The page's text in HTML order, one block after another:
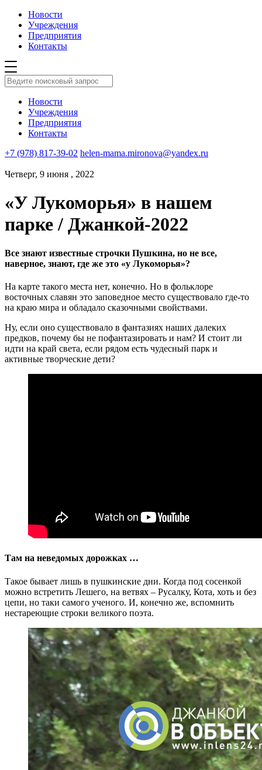
Новости
Учреждения
Предприятия
Контакты
Новости
Учреждения
Предприятия
Контакты
+7 (978) 817-39-02 helen-mama.mironova@yandex.ru
Четверг, 9 июня , 2022
«У Лукоморья» в нашем
парке / Джанкой-2022
Все знают известные строчки Пушкина, но не все,
наверное, знают, где же это «у Лукоморья»?
На карте такого места нет, конечно. Но в фольклоре
восточных славян это заповедное место существовало где-то
на краю мира и обладало сказочными свойствами.
Ну, если оно существовало в фантазиях наших далеких
предков, почему бы не пофантазировать и нам? И стоит ли
идти на край света, если рядом есть чудесный парк и
активные творческие дети?
Там на неведомых дорожках …
Такое бывает лишь в пушкинские дни. Когда под сосенкой
можно встретить Лешего, на ветвях – Русалку, Кота, хоть и без
цепи, но таки самого ученого. И, конечно же, вспомнить
нестареющие строки великого поэта.